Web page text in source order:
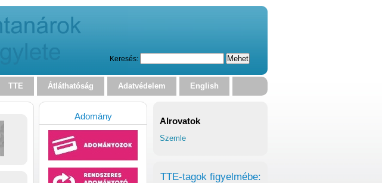
Keresés:
TTE Átláthatóság Adatvédelem English
Alrovatok
Szemle
TTE-tagok figyelmébe:
Adomány